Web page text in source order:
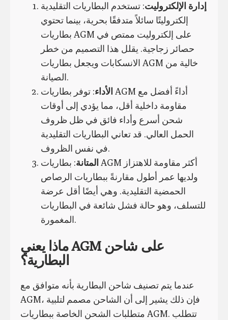
إدارة الإلكتروليت: تستخدم البطاريات التقليدية
إلكتروليتًا سائلاً متدفقًا بحرية، بينما تحتوي
بطاريات AGM على إلكتروليت ممتص في
حصائر زجاجية. يقلل هذا التصميم من خطر
الانسكابات ويجعل بطاريات AGM خالية من
الصيانة.
الأداء: توفر بطاريات AGM أداءً أفضل مع
مقاومة داخلية أقل، مما يؤدي إلى أوقات
شحن أسرع وأداء فائق في ظل ظروف
الحمل العالي. قد تعاني البطاريات التقليدية
في نفس الظروف.
المتانة: بطاريات AGM أكثر مقاومة للاهتزاز
ولديها عمر أطول مقارنةً ببطاريات الرصاص
الحمضية التقليدية. وهي أيضًا أقل عرضة
للتسلف، وهو حالة فشل شائعة في البطاريات
المغمورة.
ماذا يعني AGM على شاحن
البطارية؟
عندما يتم تصنيف شاحن البطارية بأنه متوافق مع
AGM، فإن ذلك يشير إلى أن الشاحن مصمم لتلبية
متطلبات الشحن الخاصة ببطاريات AGM. تتطلب